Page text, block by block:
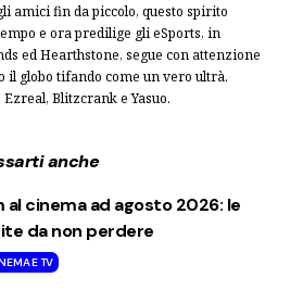
amici fin da piccolo, questo spirito
e ora predilige gli eSports, in
ed Hearthstone, segue con attenzione
globo tifando come un vero ultrà.
Blitzcrank e Yasuo.
anche
al cinema ad agosto 2026: le
da non perdere
E TV